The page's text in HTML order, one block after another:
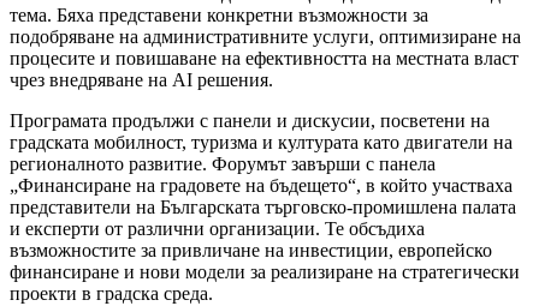
тема. Бяха представени конкретни възможности за
подобряване на административните услуги, оптимизиране на
процесите и повишаване на ефективността на местната власт
чрез внедряване на AI решения.
Програмата продължи с панели и дискусии, посветени на
градската мобилност, туризма и културата като двигатели на
регионалното развитие. Форумът завърши с панела
„Финансиране на градовете на бъдещето“, в който участваха
представители на Българската търговско-промишлена палата
и експерти от различни организации. Те обсъдиха
възможностите за привличане на инвестиции, европейско
финансиране и нови модели за реализиране на стратегически
проекти в градска среда.